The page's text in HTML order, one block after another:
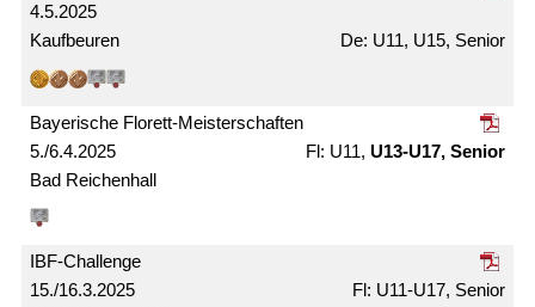
4.5.2025
Kaufbeuren U11, U15, Senior
5./6.4.2025
Bayerische Florett-Meister­schaften
Bad Reichenhall
U11, U13-U17, Senior
15./16.3.2025
IBF-Challenge
U11-U17, Senior